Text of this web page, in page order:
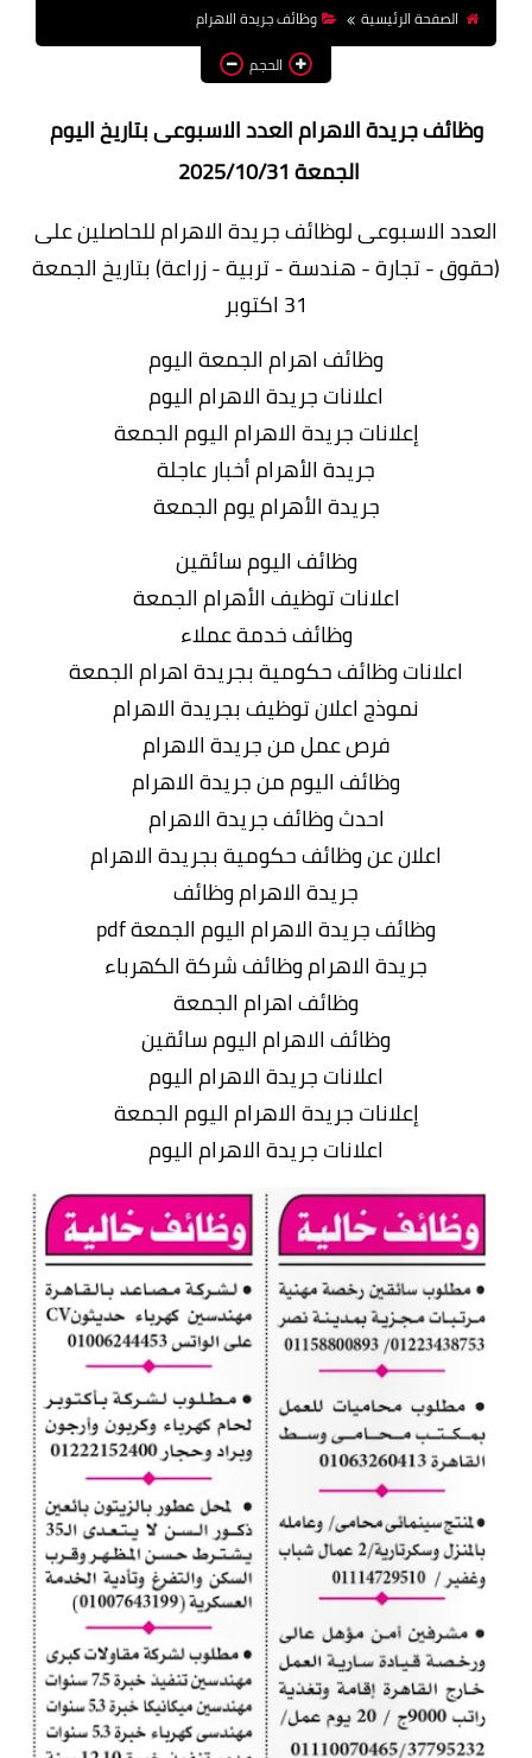
وظائف اعضاء هيئة تدريس
بالجامعات والمعاهد
اخبار
الصفحة الرئيسية
وظائف جريدة الاهرام
الحجم
وظائف جريدة الاهرام العدد الاسبوعى بتاريخ اليوم
الجمعة 2025/10/31
العدد الاسبوعى لوظائف جريدة الاهرام للحاصلين على
(حقوق - تجارة - هندسة - تربية - زراعة) بتاريخ الجمعة
31 اكتوبر
وظائف اهرام الجمعة اليوم
اعلانات جريدة الاهرام اليوم
إعلانات جريدة الاهرام اليوم الجمعة
جريدة الأهرام أخبار عاجلة
جريدة الأهرام يوم الجمعة
وظائف اليوم سائقين
اعلانات توظيف الأهرام الجمعة
وظائف خدمة عملاء
اعلانات وظائف حكومية بجريدة اهرام الجمعة
نموذج اعلان توظيف بجريدة الاهرام
فرص عمل من جريدة الاهرام
وظائف اليوم من جريدة الاهرام
احدث وظائف جريدة الاهرام
اعلان عن وظائف حكومية بجريدة الاهرام
جريدة الاهرام وظائف
وظائف جريدة الاهرام اليوم الجمعة pdf
جريدة الاهرام وظائف شركة الكهرباء
وظائف اهرام الجمعة
وظائف الاهرام اليوم سائقين
اعلانات جريدة الاهرام اليوم
إعلانات جريدة الاهرام اليوم الجمعة
اعلانات جريدة الاهرام اليوم